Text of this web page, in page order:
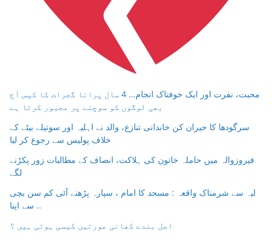
محبت، نفرت اور ایک خوفناک انجام… 4 سال پرانا گجرات کا کیس آج
بھی لوگوں کو سوچنے پر مجبور کرتا ہے
سرگودھا کا حیران کن خاندانی تنازع، والد نے اہلیہ اور سوتیلے بیٹے کے
خلاف پولیس سے رجوع کر لیا
فیروزوالہ میں حاملہ خاتون کی ہلاکت، انصاف کے مطالبات زور پکڑنے
لگے
لیہ سے شرمناک واقعہ : مسجد کا امام ، سپارہ پڑھنے آئی کم سن بچی
سے اپنا ..
اصل بندے کھانی عورتیں کیسی ہوتی ہیں ؟